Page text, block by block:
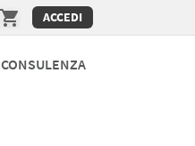
ACCEDI
CONSULENZA